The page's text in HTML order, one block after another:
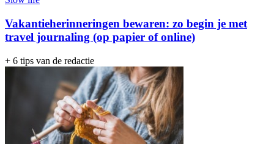
Vakantieherinneringen bewaren: zo begin je met
travel journaling (op papier of online)
+ 6 tips van de redactie